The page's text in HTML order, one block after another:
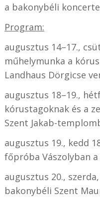
a bakonybéli
Program:
augusztus 14–17.,
műhelymunka a
Landhaus Dörgicse
augusztus 18–19.,
kórustagoknak és a
Szent Jakab-
augusztus 19., kedd
főpróba Vászolyban
augusztus 20.,
bakonybéli Szent